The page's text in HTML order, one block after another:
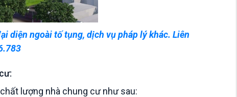
diện ngoài tố tụng, dịch vụ pháp lý khác. Liên
lượng nhà chung cư như sau: